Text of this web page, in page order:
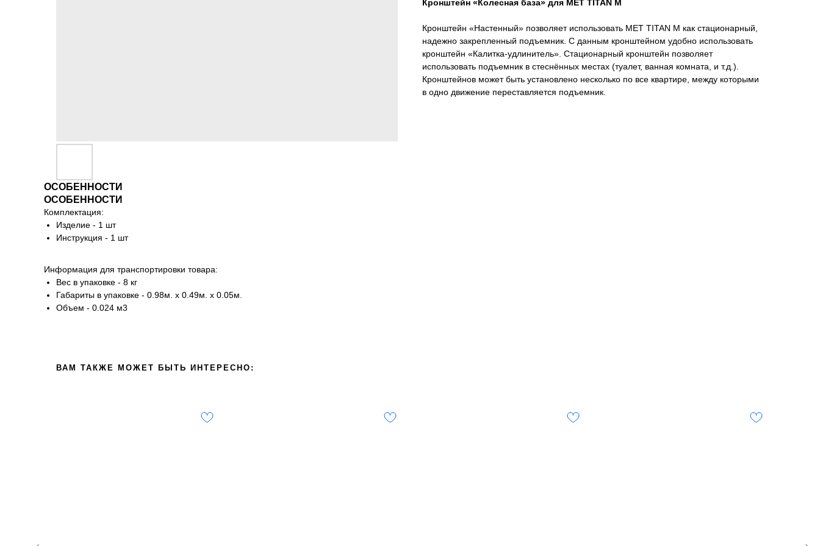
Кронштейн «Колесная база» для MET TITAN M
Кронштейн «Настенный» позволяет использовать MET TITAN M как стационарный,
надежно закрепленный подъемник. С данным кронштейном удобно использовать
кронштейн «Калитка-удлинитель». Стационарный кронштейн позволяет
использовать подъемник в стеснённых местах (туалет, ванная комната, и т.д.).
Кронштейнов может быть установлено несколько по все квартире, между которыми
в одно движение переставляется подъемник.
ОСОБЕННОСТИ
ОСОБЕННОСТИ
Комплектация:
Изделие - 1 шт
Инструкция - 1 шт
Информация для транспортировки товара:
Вес в упаковке - 8 кг
Габариты в упаковке - 0.98м. x 0.49м. x 0.05м.
Объем - 0.024 м3
ВАМ ТАКЖЕ МОЖЕТ БЫТЬ ИНТЕРЕСНО: